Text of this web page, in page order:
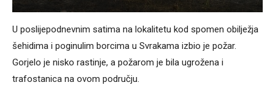
U poslijepodnevnim satima na lokalitetu kod spomen obilježja
šehidima i poginulim borcima u Svrakama izbio je požar.
Gorjelo je nisko rastinje, a požarom je bila ugrožena i
trafostanica na ovom području.